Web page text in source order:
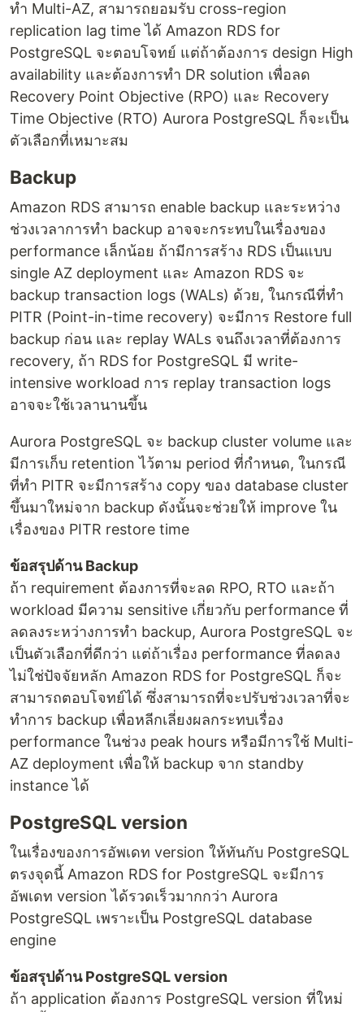
ทำ Multi-AZ, สามารถยอมรับ cross-region
replication lag time ได้ Amazon RDS for
PostgreSQL จะตอบโจทย์ แต่ถ้าต้องการ design High
availability และต้องการทำ DR solution เพื่อลด
Recovery Point Objective (RPO) และ Recovery
Time Objective (RTO) Aurora PostgreSQL ก็จะเป็น
ตัวเลือกที่เหมาะสม
Backup
Amazon RDS สามารถ enable backup และระหว่าง
ช่วงเวลาการทำ backup อาจจะกระทบในเรื่องของ
performance เล็กน้อย ถ้ามีการสร้าง RDS เป็นแบบ
single AZ deployment และ Amazon RDS จะ
backup transaction logs (WALs) ด้วย, ในกรณีที่ทำ
PITR (Point-in-time recovery) จะมีการ Restore full
backup ก่อน และ replay WALs จนถึงเวลาที่ต้องการ
recovery, ถ้า RDS for PostgreSQL มี write-
intensive workload การ replay transaction logs
อาจจะใช้เวลานานขึ้น
Aurora PostgreSQL จะ backup cluster volume และ
มีการเก็บ retention ไว้ตาม period ที่กำหนด, ในกรณี
ที่ทำ PITR จะมีการสร้าง copy ของ database cluster
ขึ้นมาใหม่จาก backup ดังนั้นจะช่วยให้ improve ใน
เรื่องของ PITR restore time
ข้อสรุปด้าน Backup
ถ้า requirement ต้องการที่จะลด RPO, RTO และถ้า
workload มีความ sensitive เกี่ยวกับ performance ที่
ลดลงระหว่างการทำ backup, Aurora PostgreSQL จะ
เป็นตัวเลือกที่ดีกว่า แต่ถ้าเรื่อง performance ที่ลดลง
ไม่ใช่ปัจจัยหลัก Amazon RDS for PostgreSQL ก็จะ
สามารถตอบโจทย์ได้ ซึ่งสามารถที่จะปรับช่วงเวลาที่จะ
ทำการ backup เพื่อหลีกเลี่ยงผลกระทบเรื่อง
performance ในช่วง peak hours หรือมีการใช้ Multi-
AZ deployment เพื่อให้ backup จาก standby
instance ได้
PostgreSQL version
ในเรื่องของการอัพเดท version ให้ทันกับ PostgreSQL
ตรงจุดนี้ Amazon RDS for PostgreSQL จะมีการ
อัพเดท version ได้รวดเร็วมากกว่า Aurora
PostgreSQL เพราะเป็น PostgreSQL database
engine
ข้อสรุปด้าน PostgreSQL version
ถ้า application ต้องการ PostgreSQL version ที่ใหม่